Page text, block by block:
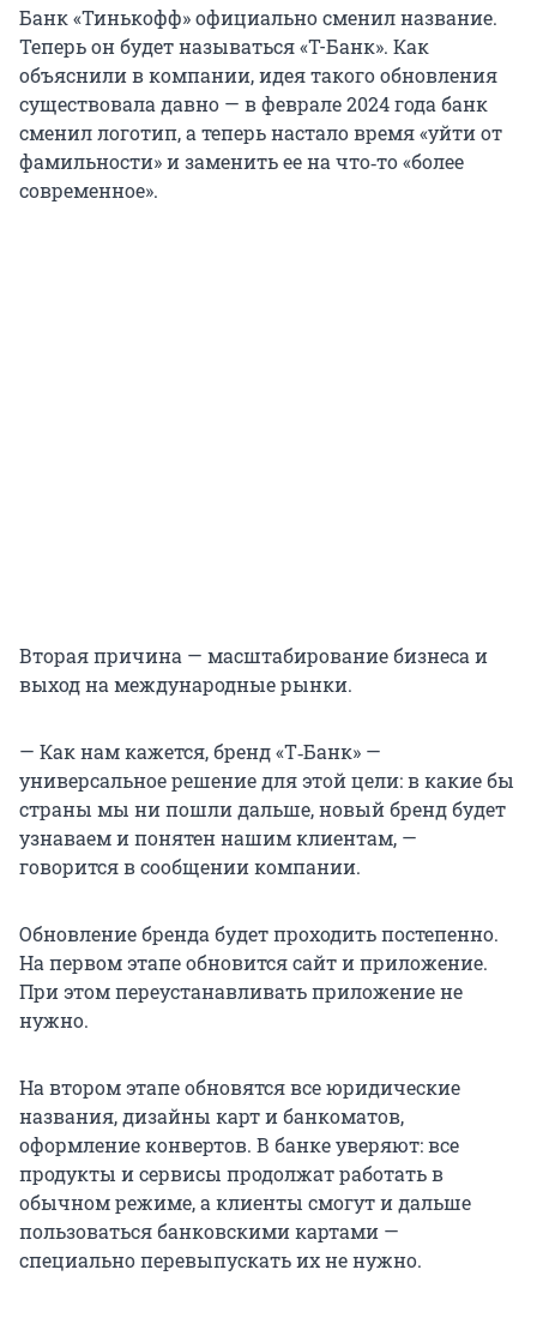
Банк «Тинькофф» официально сменил название.
Теперь он будет называться «Т-Банк». Как
объяснили в компании, идея такого обновления
существовала давно — в феврале 2024 года банк
сменил логотип, а теперь настало время «уйти от
фамильности» и заменить ее на что‑то «более
современное».
Вторая причина — масштабирование бизнеса и
выход на международные рынки.
— Как нам кажется, бренд «Т‑Банк» —
универсальное решение для этой цели: в какие бы
страны мы ни пошли дальше, новый бренд будет
узнаваем и понятен нашим клиентам, —
говорится в сообщении компании.
Обновление бренда будет проходить постепенно.
На первом этапе обновится сайт и приложение.
При этом переустанавливать приложение не
нужно.
На втором этапе обновятся все юридические
названия, дизайны карт и банкоматов,
оформление конвертов. В банке уверяют: все
продукты и сервисы продолжат работать в
обычном режиме, а клиенты смогут и дальше
пользоваться банковскими картами —
специально перевыпускать их не нужно.